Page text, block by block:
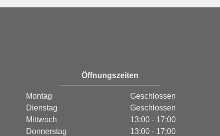
Öffnungszeiten
Montag
Geschlossen
Dienstag
Geschlossen
Mittwoch
13:00 - 17:00
Donnerstag
13:00 - 17:00